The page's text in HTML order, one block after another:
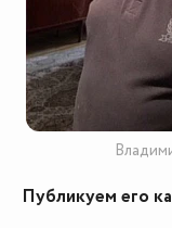
Публикуем его